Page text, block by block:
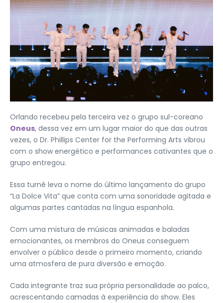
Orlando recebeu pela terceira vez o grupo sul-coreano
Oneus, dessa vez em um lugar maior do que das outras
vezes, o Dr. Phillips Center for the Performing Arts vibrou
com o show energético e performances cativantes que o
grupo entregou.
Essa turnê leva o nome do último lançamento do grupo
“La Dolce Vita” que conta com uma sonoridade agitada e
algumas partes cantadas na língua espanhola.
Com uma mistura de músicas animadas e baladas
emocionantes, os membros do Oneus conseguem
envolver o público desde o primeiro momento, criando
uma atmosfera de pura diversão e emoção.
Cada integrante traz sua própria personalidade ao palco,
acrescentando camadas à experiência do show. Eles